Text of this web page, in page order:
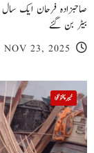
بیٹر بن گئے
NOV 23, 2025
خیبر پختونخوا